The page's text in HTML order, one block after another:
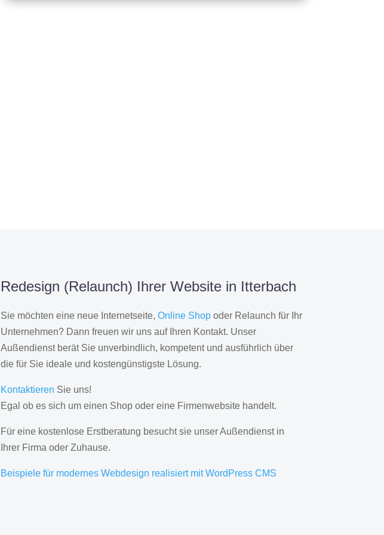
Redesign (Relaunch) Ihrer Website in Itterbach
Sie möchten eine neue Internetseite, Online Shopoder Relaunch für Ihr
Unternehmen? Dann freuen wir uns auf Ihren Kontakt. Unser
Außendienst berät Sie unverbindlich, kompetent und ausführlich über
die für Sie ideale und kostengünstigste Lösung.
Kontaktieren Sie uns!
Egal ob es sich um einen Shop oder eine Firmenwebsite handelt.
Für eine kostenlose Erstberatung besucht sie unser Außendienst in
Ihrer Firma oder Zuhause.
Beispiele für modernes Webdesign realisiert mit WordPress CMS